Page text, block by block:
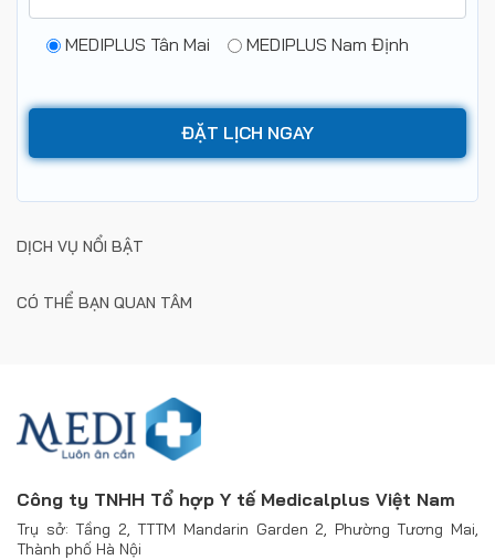
MEDIPLUS Tân Mai MEDIPLUS Nam Định
DỊCH VỤ NỔI BẬT
CÓ THỂ BẠN QUAN TÂM
Công ty TNHH Tổ hợp Y tế Medicalplus Việt Nam
Trụ sở: Tầng 2, TTTM Mandarin Garden 2, Phường Tương Mai,
Thành phố Hà Nội